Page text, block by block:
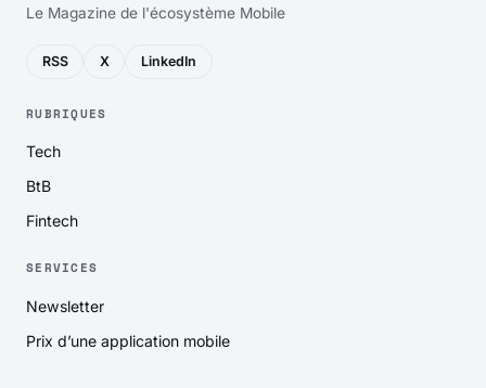
Le Magazine de l'écosystème Mobile
RSS X LinkedIn
RUBRIQUES
Tech
BtB
Fintech
SERVICES
Newsletter
Prix d’une application mobile